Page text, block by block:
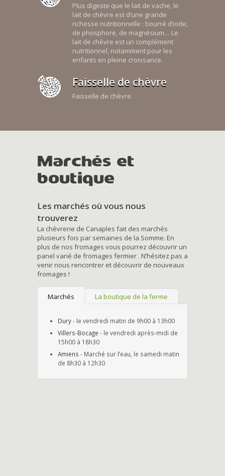
Plus digeste que le lait de vache, le
lait de chèvre est d’une grande
richesse nutritionnelle : bourré d’iode,
de phosphore, de magnésium… Le
lait de chèvre est un complément
nutritionnel, notamment pour les
enfants en pleine croissance.
Faisselle de chèvre
Faisselle de chèvre.
Marchés et
boutique
Les marchés où vous nous
trouverez
La chèvrerie de Canaples fait des marchés
plusieurs fois par semaines de la Somme. En
plus de nos fromages vous pourrez découvrir un
panel varié de fromages fermier . N’hésitez pas a
venir nous rencontrer et découvrir de nouveaux
fromages !
Marchés La boutique de la ferme
Dury- le vendredi matin de 9h00 à 13h00
Villers-Bocage - le vendredi après-midi de
15h00 à 18h30
Amiens - Marché sur l’eau, le samedi matin
de 8h30 à 12h30